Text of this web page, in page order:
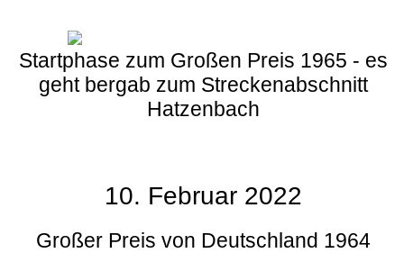
Startphase zum Großen Preis 1965 - es
geht bergab zum Streckenabschnitt
Hatzenbach
10. Februar 2022
Großer Preis von Deutschland 1964